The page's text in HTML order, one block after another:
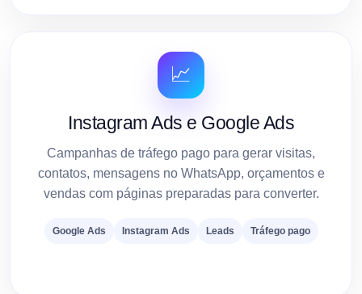
📈
Instagram Ads e Google Ads
Campanhas de tráfego pago para gerar visitas,
contatos, mensagens no WhatsApp, orçamentos e
vendas com páginas preparadas para converter.
Google Ads Instagram Ads Leads Tráfego pago